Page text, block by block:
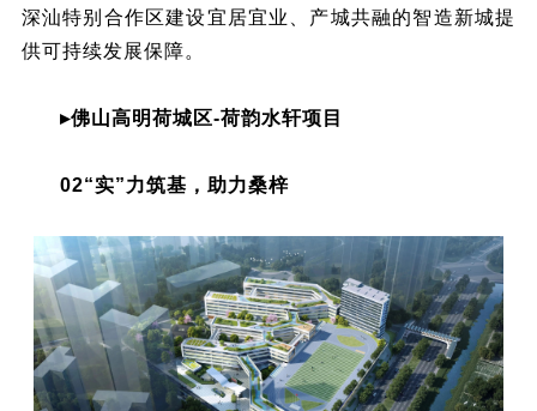
深汕特别合作区建设宜居宜业、产城共融的智造新城提
供可持续发展保障。
▸佛山高明荷城区-荷韵水轩项目
02“实”力筑基，助力桑梓